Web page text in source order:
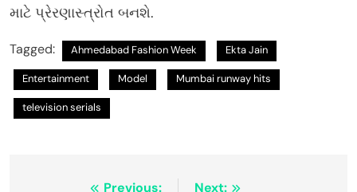
માટે પ્રેરણાસ્ત્રોત બનશે.
Tagged: Ahmedabad Fashion Week Ekta Jain
Entertainment Model Mumbai runway hits
television serials
Previous: Next: